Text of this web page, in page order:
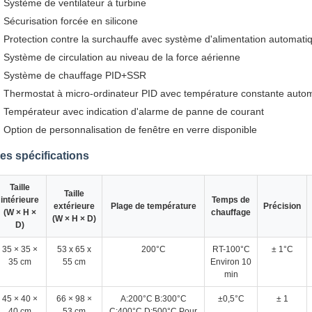
Système de ventilateur à turbine
Sécurisation forcée en silicone
Protection contre la surchauffe avec système d'alimentation
Système de circulation au niveau de la force aérienne
Système de chauffage PID+SSR
Thermostat à micro-ordinateur PID avec température constante
Températeur avec indication d'alarme de panne de courant
Option de personnalisation de fenêtre en verre disponible
spécifications
Taille
intérieure
(W × H ×
D)
Taille
extérieure
(W × H × D)
Plage de température
Temps de
chauffage
Précision
35 × 35 ×
35 cm
53 x 65 x
55 cm
200°C
RT-100°C
Environ 10
min
± 1°C
45 × 40 ×
66 × 98 ×
A:200°C B:300°C
±0,5°C ± 1